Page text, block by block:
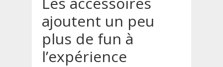
ajoutent un peu
plus de fun à
l’expérience